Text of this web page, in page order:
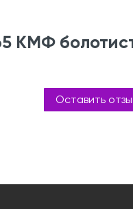
КМФ
Оставить